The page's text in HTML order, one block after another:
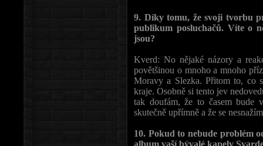
9. Díky tomu, že svoji tvorbu
publikum posluchačů. Víte o
jsou?
Kverd: No nějaké názory a
povětšinou o mnoho a mnoho
Moravy a Slezka. Přitom to, co
kraje. Osobně si tento jev
tak doufám, že to časem bude
skutečně upřímně a že se
10. Pokud to nebude problém
album vaší bývalé kapely